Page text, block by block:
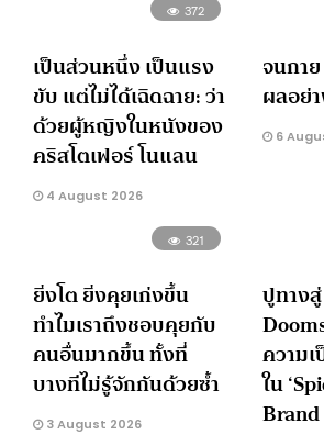
372
เป็นส่วนหนึ่ง เป็นแรง
ขับ แต่ไม่ได้เฉิดฉาย: ว่า
ด้วยผู้หญิงในหนังของ
คริสโตเฟอร์ โนแลน
4 August 2026
จนกา
ผลอย่
6
321
ยิ่งโต ยิ่งคุยเก่งขึ้น
ทำไมเราถึงชอบคุยกับ
คนอื่นมากขึ้น ทั้งที่
บางทีไม่รู้จักกันด้วยซ้ำ
3 August 2026
ปูทาง
ความ
ใน
Brand